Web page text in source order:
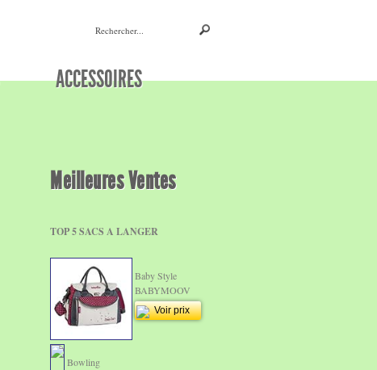
ACCESSOIRES
Meilleures Ventes
TOP 5 SACS A LANGER
Baby Style
BABYMOOV
Voir prix
Bowling